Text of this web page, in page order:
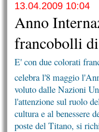
13.04.2009 10:04
Anno
francobolli
E' con due colorati
celebra l'8 maggio
voluto dalle Nazioni
l'attenzione sul ruolo
cultura e al benessere
poste del Titano, si